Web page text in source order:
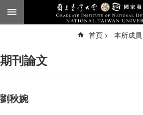
跳到主要內容區塊
臺
頁
首頁 本所成員
期刊論文
劉秋婉